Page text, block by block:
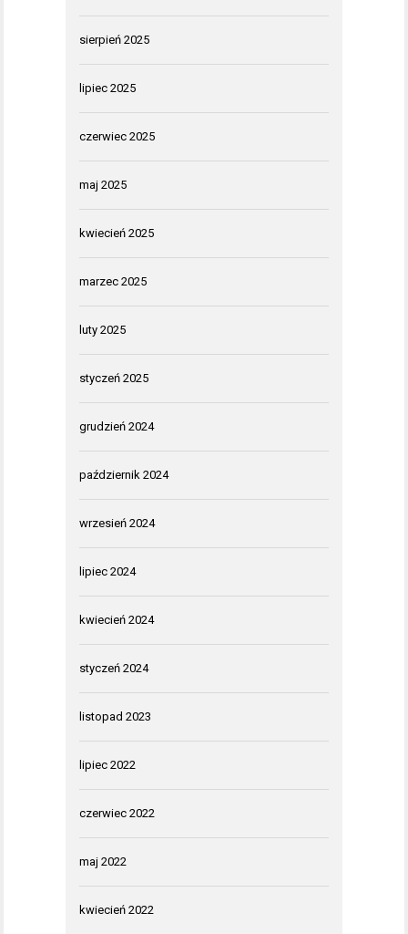
sierpień 2025
lipiec 2025
czerwiec 2025
maj 2025
kwiecień 2025
marzec 2025
luty 2025
styczeń 2025
grudzień 2024
październik 2024
wrzesień 2024
lipiec 2024
kwiecień 2024
styczeń 2024
listopad 2023
lipiec 2022
czerwiec 2022
maj 2022
kwiecień 2022